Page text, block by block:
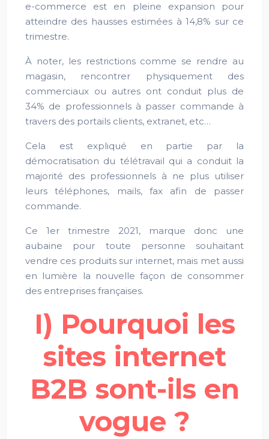
e-commerce est en pleine expansion pour
atteindre des hausses estimées à 14,8% sur ce
trimestre.
À noter, les restrictions comme se rendre au
magasin, rencontrer physiquement des
commerciaux ou autres ont conduit plus de
34% de professionnels à passer commande à
travers des portails clients, extranet, etc…
Cela est expliqué en partie par la
démocratisation du télétravail qui a conduit la
majorité des professionnels à ne plus utiliser
leurs téléphones, mails, fax afin de passer
commande.
Ce 1er trimestre 2021, marque donc une
aubaine pour toute personne souhaitant
vendre ces produits sur internet, mais met aussi
en lumière la nouvelle façon de consommer
des entreprises françaises.
I) Pourquoi les
sites internet
B2B sont-ils en
vogue ?